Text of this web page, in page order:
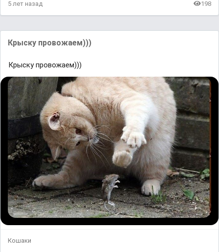
5 лет назад 198
Крыску провожаем)))
Крыску провожаем)))
Кошаки